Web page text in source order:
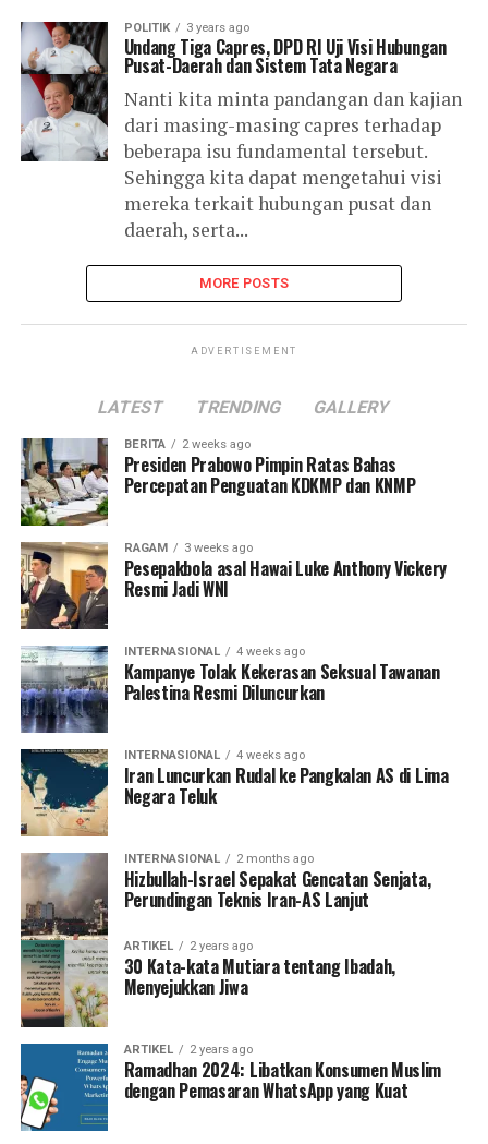
POLITIK 3 years ago
Undang Tiga Capres, DPD RI Uji Visi Hubungan
Pusat-Daerah dan Sistem Tata Negara
Nanti kita minta pandangan dan kajian
dari masing-masing capres terhadap
beberapa isu fundamental tersebut.
Sehingga kita dapat mengetahui visi
mereka terkait hubungan pusat dan
daerah, serta...
MORE POSTS
ADVERTISEMENT
LATEST TRENDING GALLERY
BERITA 2 weeks ago
Presiden Prabowo Pimpin Ratas Bahas
Percepatan Penguatan KDKMP dan KNMP
RAGAM 3 weeks ago
Pesepakbola asal Hawai Luke Anthony Vickery
Resmi Jadi WNI
INTERNASIONAL 4 weeks ago
Kampanye Tolak Kekerasan Seksual Tawanan
Palestina Resmi Diluncurkan
INTERNASIONAL 4 weeks ago
Iran Luncurkan Rudal ke Pangkalan AS di Lima
Negara Teluk
INTERNASIONAL 2 months ago
Hizbullah-Israel Sepakat Gencatan Senjata,
Perundingan Teknis Iran-AS Lanjut
ARTIKEL 2 years ago
30 Kata-kata Mutiara tentang Ibadah,
Menyejukkan Jiwa
ARTIKEL 2 years ago
Ramadhan 2024: Libatkan Konsumen Muslim
dengan Pemasaran WhatsApp yang Kuat